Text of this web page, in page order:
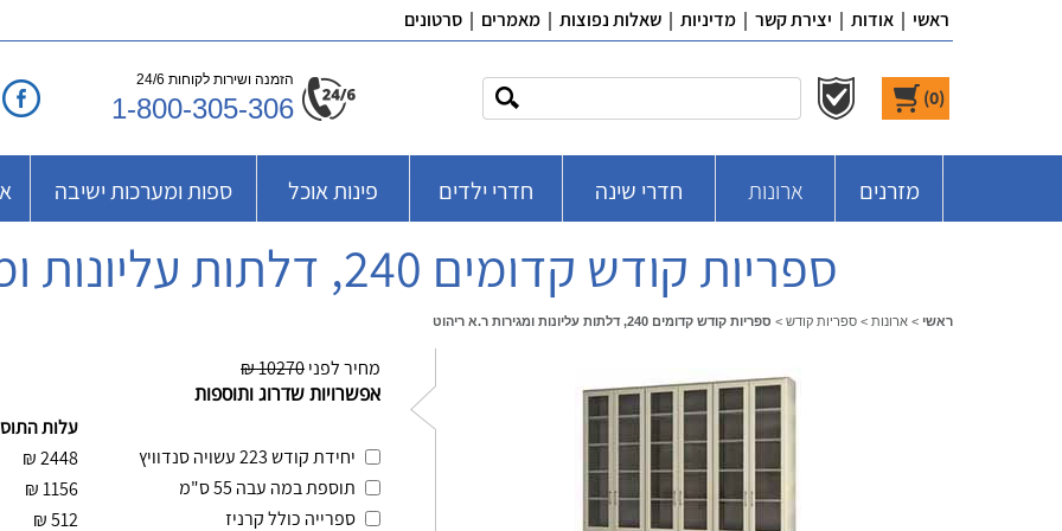
ראשי | אודות | יצירת קשר | מדיניות | שאלות נפוצות | מאמרים | סרטונים
(
0
)
הזמנה ושירות לקוחות 24/6
1-800-305-306
מזרנים ארונות חדרי שינה חדרי ילדים פינות אוכל ספות ומערכות ישיבה
ספריות קודש קדומים 240, דלתות עליונות ומגירות ר.א ריהוט
ראשי > ארונות > ספריות קודש > ספריות קודש קדומים 240, דלתות עליונות ומגירות ר.א ריהוט
מחיר לפני10270 ₪
אפשרויות שדרוג ותוספות
עלות
יחידת קודש 223 עשויה סנדוויץ
2448
₪
תוספת במה עבה 55 ס"מ
1156
₪
ספרייה כולל קרניז
512
₪